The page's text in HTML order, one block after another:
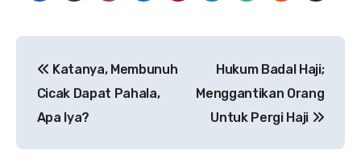
pos
Katanya, Membunuh
Cicak Dapat Pahala,
Apa Iya?
Hukum Badal Haji;
Menggantikan Orang
Untuk Pergi Haji